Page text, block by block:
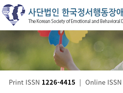
Print ISSN 1226-4415 | Online ISSN